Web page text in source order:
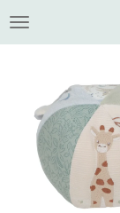
Ga
hoofdinhoud